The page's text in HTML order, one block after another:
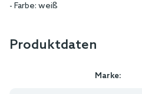
- Farbe: weiß
Produktdaten
Marke: